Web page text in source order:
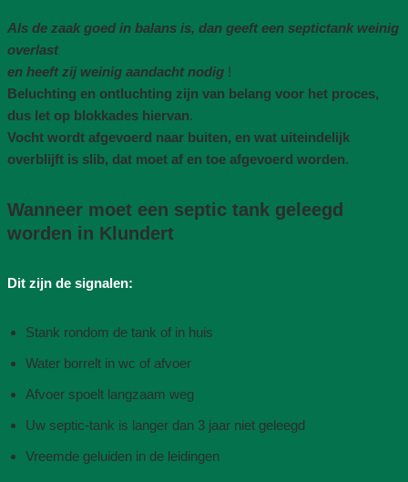
Als de zaak goed in balans is, dan geeft een septictank weinig
overlast
en heeft zij weinig aandacht nodig !
Beluchting en ontluchting zijn van belang voor het proces,
dus let op blokkades hiervan.
Vocht wordt afgevoerd naar buiten, en wat uiteindelijk
overblijft is slib, dat moet af en toe afgevoerd worden.
Wanneer moet een septic tank geleegd
worden in Klundert
Dit zijn de signalen:
Stank rondom de tank of in huis
Water borrelt in wc of afvoer
Afvoer spoelt langzaam weg
Uw septic-tank is langer dan 3 jaar niet geleegd
Vreemde geluiden in de leidingen